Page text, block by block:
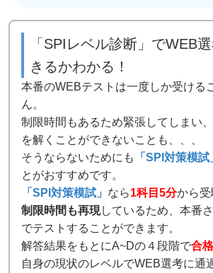
「SPIレベル診断」でWEB
きるかわかる！
本番のWEBテストは一度しか受ける
ん。
制限時間もあるため緊張してしまい
を解くことができないことも、、、
そうならないためにも
「SPI対策模試
とがおすすめです。
「SPI対策模試」 なら1科目5分から受
制限時間も再現しているため、本番
でテストすることができます。
解答結果をもとにA~Dの４段階で合
自身の現状のレベルでWEB選考に通